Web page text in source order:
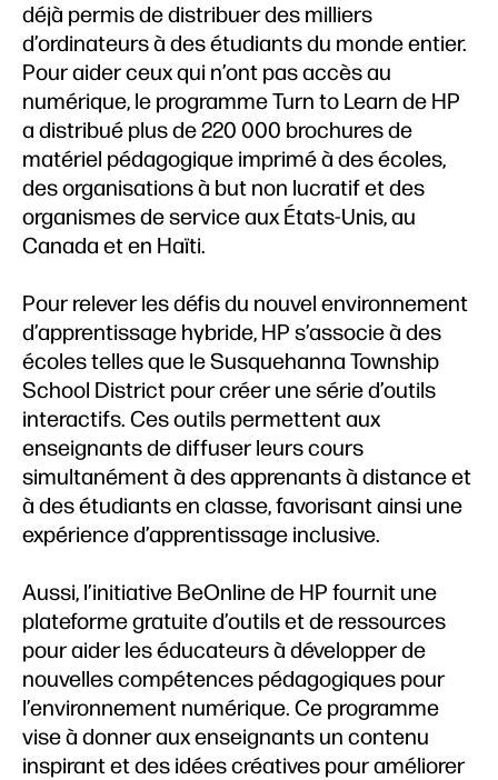
déjà permis de distribuer des milliers
d’ordinateurs à des étudiants du monde entier.
Pour aider ceux qui n’ont pas accès au
numérique, le programme Turn to Learn de HP
a distribué plus de 220 000 brochures de
matériel pédagogique imprimé à des écoles,
des organisations à but non lucratif et des
organismes de service aux États-Unis, au
Canada et en Haïti.
Pour relever les défis du nouvel environnement
d’apprentissage hybride, HP s’associe à des
écoles telles que le Susquehanna Township
School District pour créer une série d’outils
interactifs. Ces outils permettent aux
enseignants de diffuser leurs cours
simultanément à des apprenants à distance et
à des étudiants en classe, favorisant ainsi une
expérience d’apprentissage inclusive.
Aussi, l’initiative BeOnline de HP fournit une
plateforme gratuite d’outils et de ressources
pour aider les éducateurs à développer de
nouvelles compétences pédagogiques pour
l’environnement numérique. Ce programme
vise à donner aux enseignants un contenu
inspirant et des idées créatives pour améliorer